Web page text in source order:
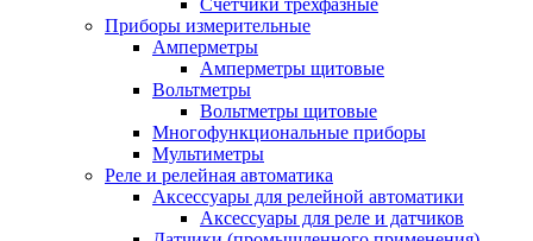
Счетчики трехфазные
Приборы измерительные
Амперметры
Амперметры щитовые
Вольтметры
Вольтметры щитовые
Многофункциональные приборы
Мультиметры
Реле и релейная автоматика
Аксессуары для релейной автоматики
Аксессуары для реле и датчиков